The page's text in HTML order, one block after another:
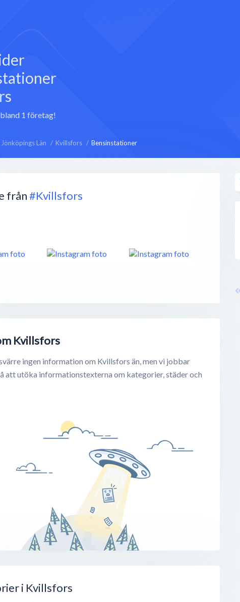
1 företag!
Jönköpings Län Kvillsfors Bensinstationer
från#Kvillsfors
Kvillsfors
ingen information om Kvillsfors än, men vi jobbar
att utöka informationstexterna om kategorier, städer och
i Kvillsfors